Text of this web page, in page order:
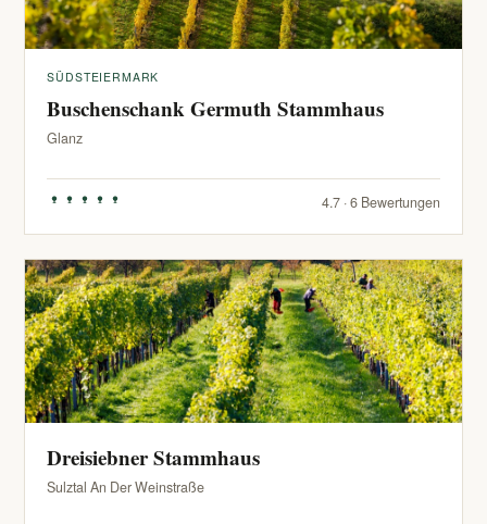
SÜDSTEIERMARK
Buschenschank Germuth Stammhaus
Glanz
4.7 · 6 Bewertungen
Dreisiebner Stammhaus
Sulztal An Der Weinstraße